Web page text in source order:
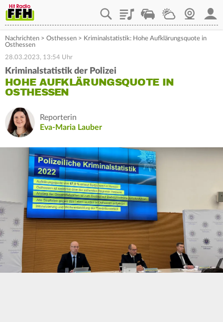
PlaylistStaupilotWetterWebcam
Nachrichten > Osthessen > Kriminalstatistik: Hohe Aufklärungsquote in
Osthessen
28.03.2023, 13:54 Uhr
Kriminalstatistik der Polizei
HOHE AUFKLÄRUNGSQUOTE IN
OSTHESSEN
Reporterin
Eva-Maria Lauber